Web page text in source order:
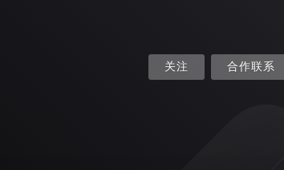
关注 合作联系